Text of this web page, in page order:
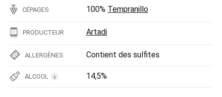
CÉPAGES 100% Tempranillo
PRODUCTEUR Artadi
ALLERGÈNES Contient des sulfites
ALCOOL i 14,5%